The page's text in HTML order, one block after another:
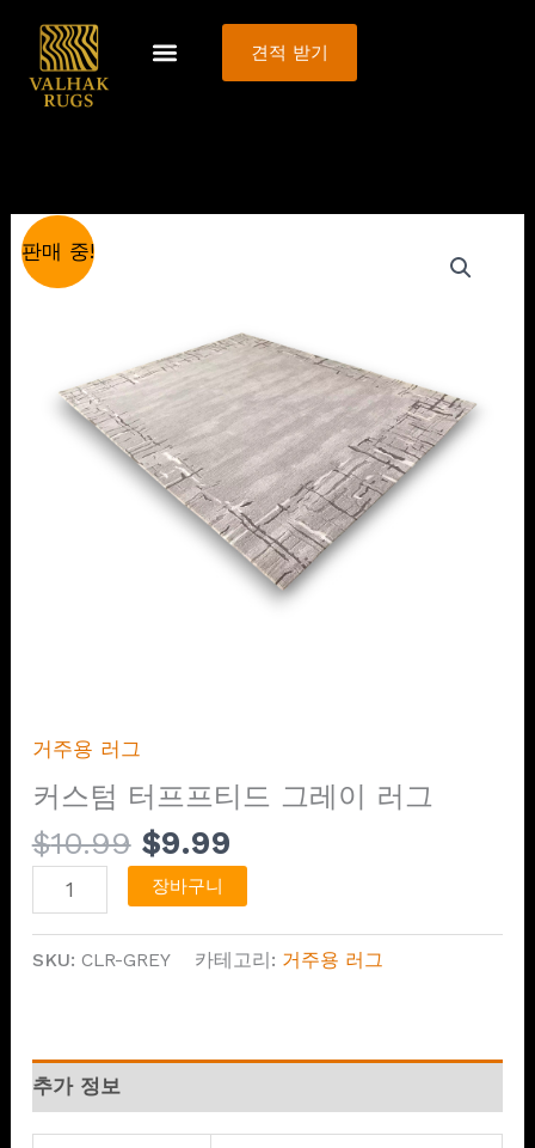
뛰
견적 받기
판매 중!
거주용 러그
커스텀 터프프티드 그레이 러그
$10.99
$10.99.
$9.99
격:
$9.99.
Custom
Tufted
장바구니
SKU: CLR-GREY 카테고리: 거주용 러그
추가 정보